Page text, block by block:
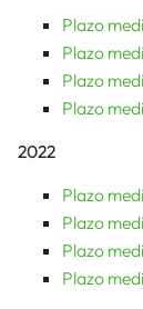
Plazo
Plazo
Plazo
Plazo
2022
Plazo
Plazo
Plazo
Plazo